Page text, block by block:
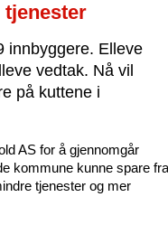
tjenester
innbyggere. Elleve
vedtak. Nå vil
på kuttene i
AS for å gjennomgår
kommune kunne spare fra
tjenester og mer